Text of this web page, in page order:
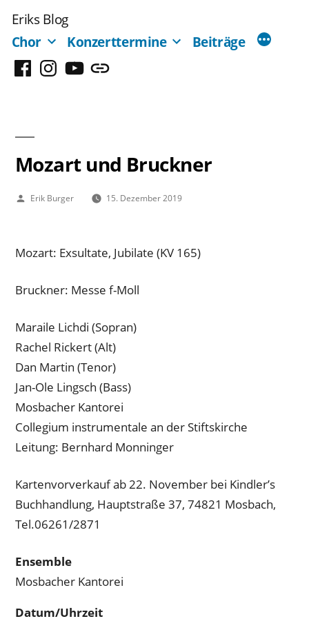
Inhalt
springen
Eriks Blog
Chor
Konzerttermine Beiträge
FacebookInstagram
YouTubeMastodon
Mozart und Bruckner
Veröffentlicht
Erik Burger 15. Dezember 2019
Mozart: Exsultate, Jubilate (KV 165)
Bruckner: Messe f-Moll
Maraile Lichdi (Sopran)
Rachel Rickert (Alt)
Dan Martin (Tenor)
Jan-Ole Lingsch (Bass)
Mosbacher Kantorei
Collegium instrumentale an der Stiftskirche
Leitung: Bernhard Monninger
Kartenvorverkauf ab 22. November bei Kindler’s
Buchhandlung, Hauptstraße 37, 74821 Mosbach,
Tel.06261/2871
Ensemble
Mosbacher Kantorei
Datum/Uhrzeit